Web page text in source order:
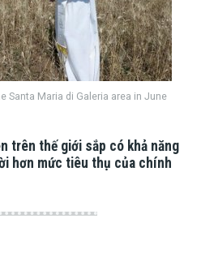
Santa Maria di Galeria area in June
trên thế giới sắp có khả năng
hơn mức tiêu thụ của chính